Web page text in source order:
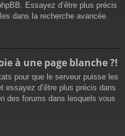
Essayez d’être plus précis
dans la recherche avancée.
à une page blanche ?!
pour que le serveur puisse les
essayez d’être plus précis dans
des forums dans lesquels vous